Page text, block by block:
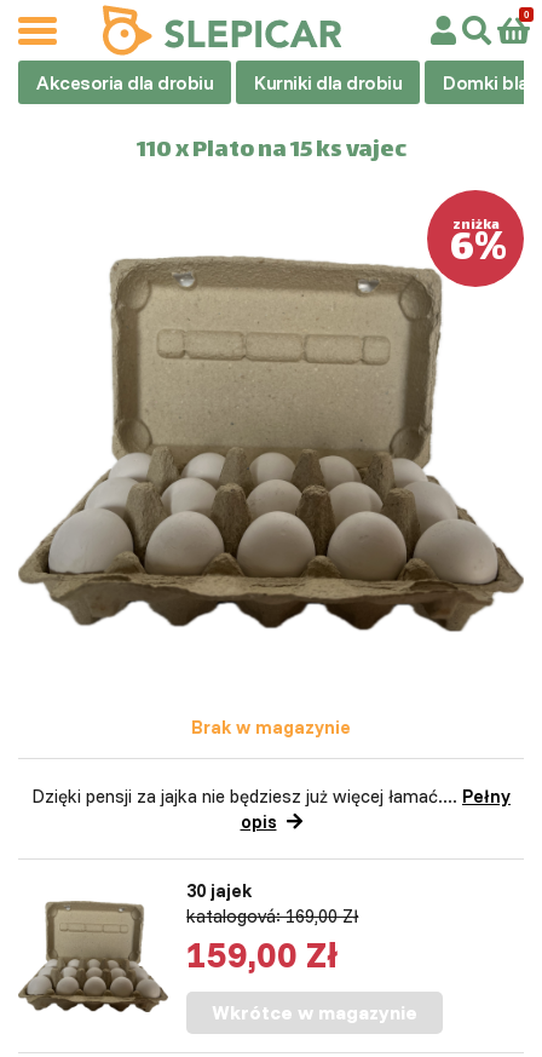
Akcesoria dla drobiu Kurniki dla drobiu Domki
110 x Plato na 15 ks vajec
zniżka
6%
Brak w magazynie
Dzięki pensji za jajka nie będziesz już więcej łamać.... Pełny
opis
30 jajek
katalogová: 169,00 Zł
159,00 Zł
Wkrótce w magazynie